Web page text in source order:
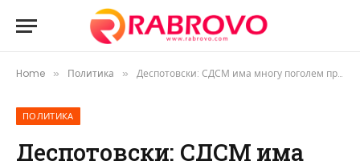
Home » Политика » Деспотовски: СДСМ има многу поголем проблем отколку што мислиме
ПОЛИТИКА
Деспотовски: СДСМ има